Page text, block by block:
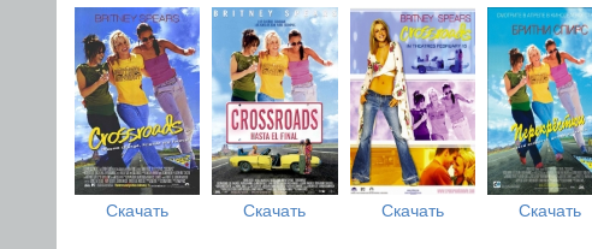
Скачать Скачать Скачать Скачать